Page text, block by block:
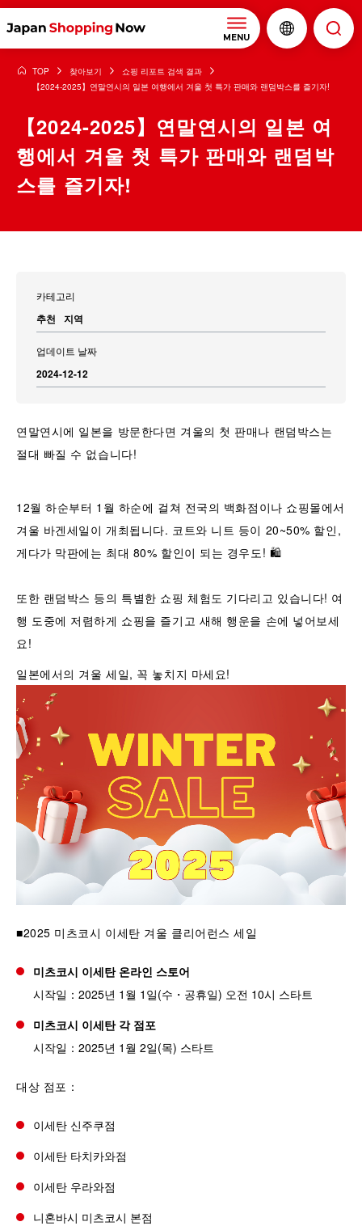
MENU
TOP 찾아보기
쇼핑 리포트 검색 결과
【2024-2025】연말연시의 일본 여행에서 겨울 첫 특가 판매와 랜덤박스를 즐기자!
【2024-2025】연말연시의 일본 여
행에서 겨울 첫 특가 판매와 랜덤박
스를 즐기자!
카테고리
추천 지역
업데이트 날짜
2024-12-12
연말연시에 일본을 방문한다면 겨울의 첫 판매나 랜덤박스는
절대 빠질 수 없습니다!
12월 하순부터 1월 하순에 걸쳐 전국의 백화점이나 쇼핑몰에서
겨울 바겐세일이 개최됩니다. 코트와 니트 등이 20~50% 할인,
게다가 막판에는 최대 80% 할인이 되는 경우도! 🛍️
또한 랜덤박스 등의 특별한 쇼핑 체험도 기다리고 있습니다! 여
행 도중에 저렴하게 쇼핑을 즐기고 새해 행운을 손에 넣어보세
요!
일본에서의 겨울 세일, 꼭 놓치지 마세요!
■2025 미츠코시 이세탄 겨울 클리어런스 세일
미츠코시 이세탄 온라인 스토어
시작일：2025년 1월 1일(수・공휴일) 오전 10시 스타트
미츠코시 이세탄 각 점포
시작일：2025년 1월 2일(목) 스타트
대상 점포：
이세탄 신주쿠점
이세탄 타치카와점
이세탄 우라와점
니혼바시 미츠코시 본점